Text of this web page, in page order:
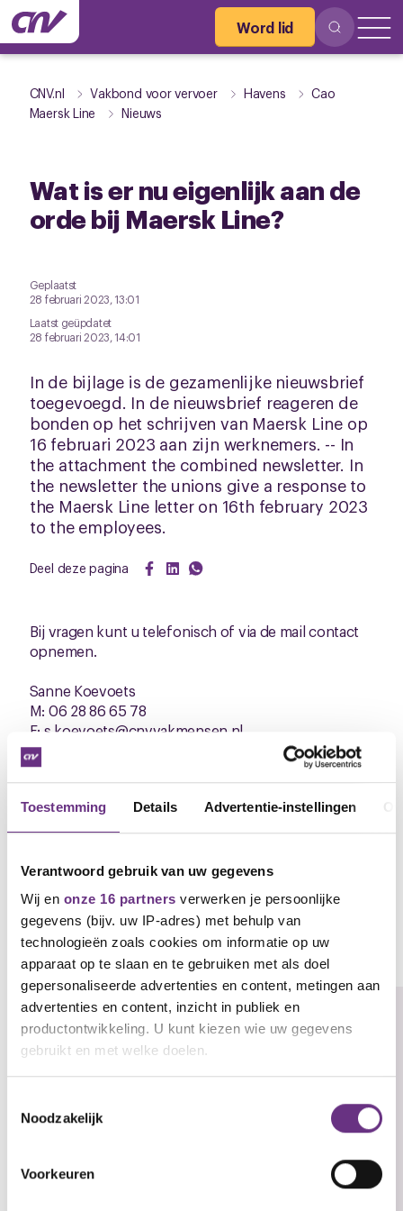
Toestemming Details Advertentie-instellingen
Verantwoord gebruik van uw gegevens
Wij en onze 16 partners verwerken je persoonlijke
gegevens (bijv. uw IP-adres) met behulp van
technologieën zoals cookies om informatie op uw
apparaat op te slaan en te gebruiken met als doel
gepersonaliseerde advertenties en content, metingen aan
advertenties en content, inzicht in publiek en
productontwikkeling. U kunt kiezen wie uw gegevens
gebruikt en met welke doelen.
Informatie verzamelen over uw geografische
Uw apparaat identificeren door het actief te
scannen op specifieke eigenschappen (fingerprinting)
Noodzakelijk
Voorkeuren
Word lid
CNV.nl Vakbond voor vervoer Havens
Cao
Maersk Line
Nieuws
Wat is er nu eigenlijk aan de
orde bij Maersk Line?
Geplaatst
28 februari 2023, 13:01
Laatst geüpdatet
28 februari 2023, 14:01
In de bijlage is de gezamenlijke nieuwsbrief
toegevoegd. In de nieuwsbrief reageren de
bonden op het schrijven van Maersk Line op
16 februari 2023 aan zijn werknemers. -- In
the attachment the combined newsletter. In
the newsletter the unions give a response to
the Maersk Line letter on 16th february 2023
to the employees.
Deel deze pagina
Bij vragen kunt u telefonisch of via de mail contact
opnemen.
Sanne Koevoets
M: 06 28 86 65 78
E: s.koevoets@cnvvakmensen.nl
Downloads
Newsletter_28th_february_2023_English (.pdf)
Gerelateerd nieuws
Zie al het nieuws